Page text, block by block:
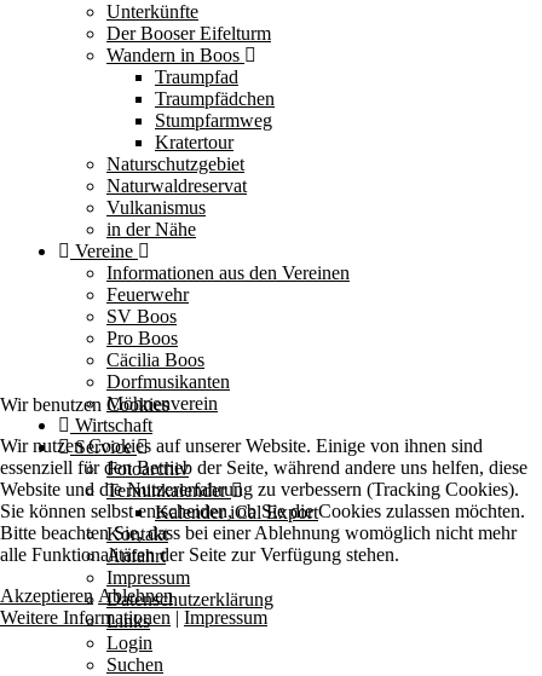
Unterkünfte
Der Booser Eifelturm
Wandern in Boos
Traumpfad
Traumpfädchen
Stumpfarmweg
Kratertour
Naturschutzgebiet
Naturwaldreservat
Vulkanismus
in der Nähe
Vereine
Informationen aus den Vereinen
Feuerwehr
SV Boos
Pro Boos
Cäcilia Boos
Dorfmusikanten
Möhnenverein
Wirtschaft
Service
Fotoarchiv
Terminkalender
Kalender iCal Export
Kontakt
Anfahrt
Impressum
Datenschutzerklärung
Links
Login
Suchen
Wir benutzen Cookies
Wir nutzen Cookies auf unserer Website. Einige von ihnen sind
essenziell für den Betrieb der Seite, während andere uns helfen, diese
Website und die Nutzererfahrung zu verbessern (Tracking Cookies).
Sie können selbst entscheiden, ob Sie die Cookies zulassen möchten.
Bitte beachten Sie, dass bei einer Ablehnung womöglich nicht mehr
alle Funktionalitäten der Seite zur Verfügung stehen.
Akzeptieren Ablehnen
Weitere Informationen | Impressum